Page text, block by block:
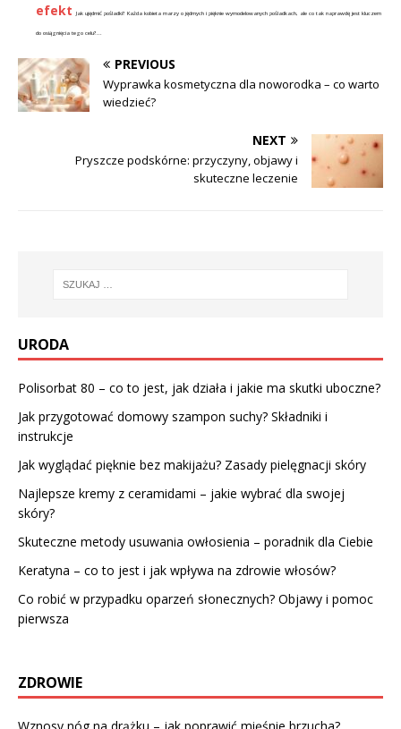
efekt
Jak ujędrnić pośladki? Każda kobieta marzy o jędrnych i pięknie wymodelowanych pośladkach, ale co tak naprawdę jest kluczem
do osiągnięcia tego celu?...
PREVIOUS
Wyprawka kosmetyczna dla noworodka – co warto
wiedzieć?
NEXT
Pryszcze podskórne: przyczyny, objawy i
skuteczne leczenie
URODA
Polisorbat 80 – co to jest, jak działa i jakie ma skutki uboczne?
Jak przygotować domowy szampon suchy? Składniki i
instrukcje
Jak wyglądać pięknie bez makijażu? Zasady pielęgnacji skóry
Najlepsze kremy z ceramidami – jakie wybrać dla swojej
skóry?
Skuteczne metody usuwania owłosienia – poradnik dla Ciebie
Keratyna – co to jest i jak wpływa na zdrowie włosów?
Co robić w przypadku oparzeń słonecznych? Objawy i pomoc
pierwsza
ZDROWIE